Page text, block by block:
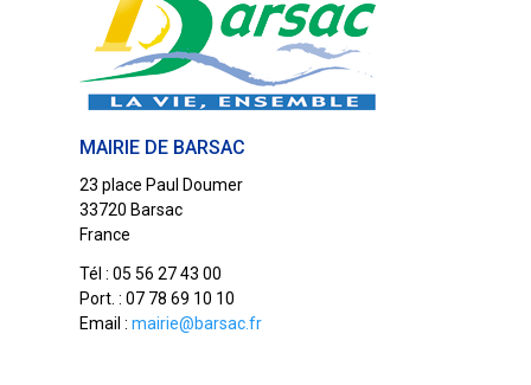
MAIRIE DE BARSAC
23 place Paul Doumer
33720 Barsac
France
Tél : 05 56 27 43 00
Port. : 07 78 69 10 10
Email :mairie@barsac.fr